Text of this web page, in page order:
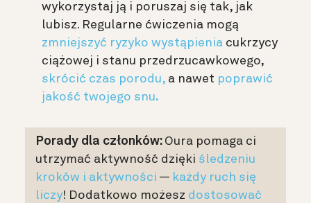
wykorzystaj ją i poruszaj się tak, jak
lubisz. Regularne ćwiczenia mogą
zmniejszyć ryzyko wystąpienia cukrzycy
ciążowej i stanu przedrzucawkowego,
skrócić czas porodu, a nawet poprawić
jakość twojego snu.
Porady dla członków: Oura pomaga ci
utrzymać aktywność dzięki śledzeniu
kroków i aktywności — każdy ruch się
liczy! Dodatkowo możesz dostosować